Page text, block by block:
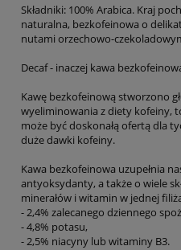
Składniki: 100% Arabica. Kraj
naturalna, bezkofeinowa o
nutami orzechowo-
Decaf - inaczej kawa
Kawę bezkofeinową stworzono
wyeliminowania z diety kofeiny,
może być doskonałą ofertą dla
duże dawki kofeiny.
Kawa bezkofeinowa uzupełnia
antyoksydanty, a także o wiele
minerałów i witamin w jednej
- 2,4% zalecanego dziennego
- 4,8% potasu,
- 2,5% niacyny lub witaminy B3.